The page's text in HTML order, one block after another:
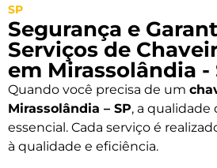
SP
Segurança e
Serviços de
em Mirassolândia -
Quando você precisa de um
Mirassolândia – SP, a
essencial. Cada serviço é
à qualidade e eficiência.